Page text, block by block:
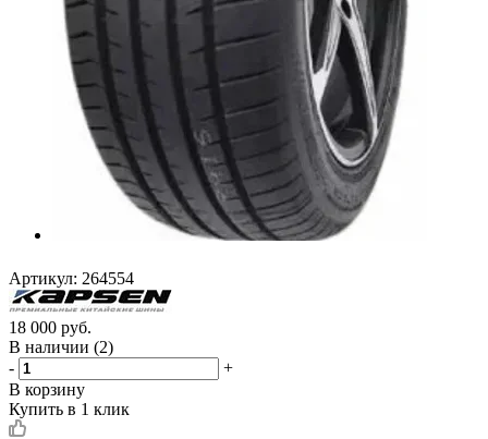
Артикул: 264554
18 000 руб.
В наличии (2)
-
+
В корзину
Купить в 1 клик